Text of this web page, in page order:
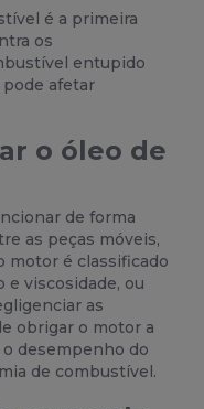
é a primeira
os
entupido
afetar
o óleo de
de forma
as peças móveis,
motor é classificado
e viscosidade, ou
as
obrigar o motor a
desempenho do
de combustível.